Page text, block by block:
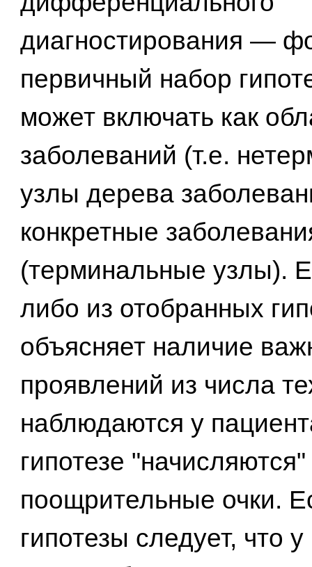
диагностирования —
первичный набор
может включать как
заболеваний (т.е.
узлы дерева
конкретные
(терминальные узлы).
либо из отобранных
объясняет наличие
проявлений из числа
наблюдаются у
гипотезе "начисляются"
поощрительные очки.
гипотезы следует, что